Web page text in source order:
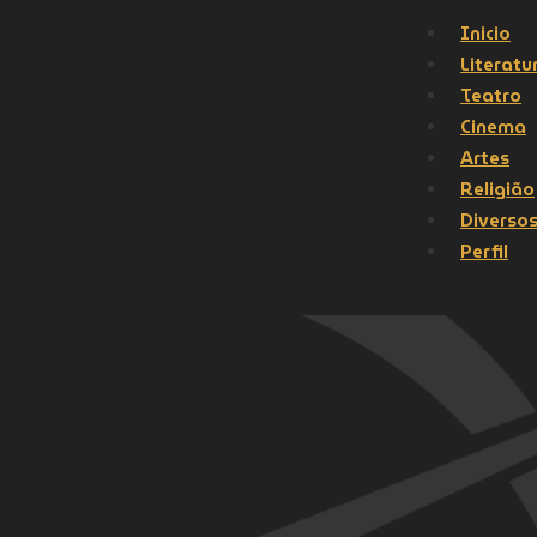
Inicio
Teatro
Cinema
Artes
Religião
Diversos
Perfil